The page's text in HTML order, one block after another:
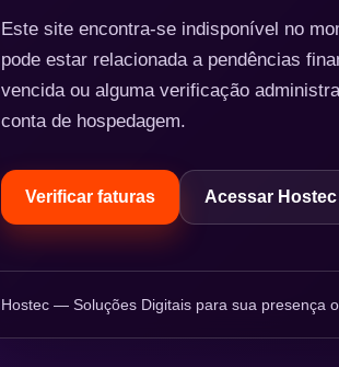
Este site encontra-se indisponível no
pode estar relacionada a pendências
vencida ou alguma verificação
conta de hospedagem.
Verificar faturas Acessar Hostec
Hostec — Soluções Digitais para sua presença